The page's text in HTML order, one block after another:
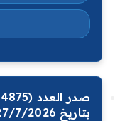
بتاريخ 27/7/2026